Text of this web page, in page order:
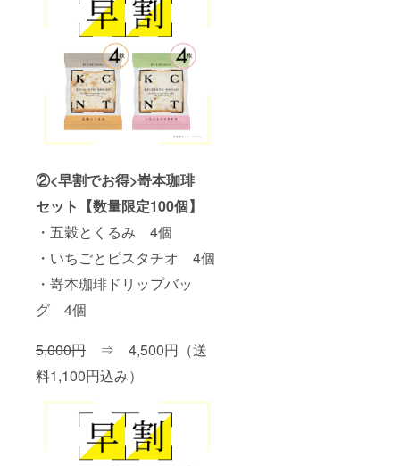
②<早割でお得>嵜本珈琲
セット【数量限定100個】
・五穀とくるみ 4個
・いちごとピスタチオ 4個
・嵜本珈琲ドリップバッ
グ 4個
5,000円 ⇒ 4,500円（送
料1,100円込み）